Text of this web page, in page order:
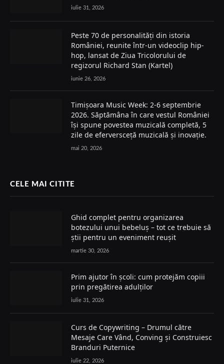
iulie 31, 2026
Peste 70 de personalități din istoria
României, reunite într-un videoclip hip-
hop, lansat de Ziua Tricolorului de
regizorul Richard Stan (Kartel)
iunie 26, 2026
Timișoara Music Week: 2-6 septembrie
2026. Săptămâna în care vestul României
își spune povestea muzicală completă, 5
zile de eferversceță muzicală și inovație.
mai 20, 2026
CELE MAI CITITE
Ghid complet pentru organizarea
botezului unui bebeluș – tot ce trebuie să
știi pentru un eveniment reușit
martie 30, 2026
Prim ajutor în școli: cum protejăm copiii
prin pregătirea adulților
iulie 31, 2026
Curs de Copywriting – Drumul către
Mesaje Care Vând, Conving și Construiesc
Branduri Puternice
iulie 22, 2026